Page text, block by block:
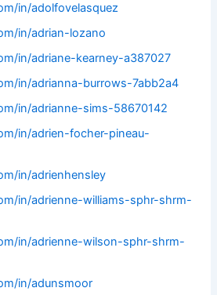
in/adolfovelasquez
in/adrian-lozano
in/adriane-kearney-a387027
in/adrianna-burrows-7abb2a4
in/adrianne-sims-58670142
in/adrien-focher-pineau-
in/adrienhensley
in/adrienne-williams-sphr-shrm-
in/adrienne-wilson-sphr-shrm-
in/adunsmoor